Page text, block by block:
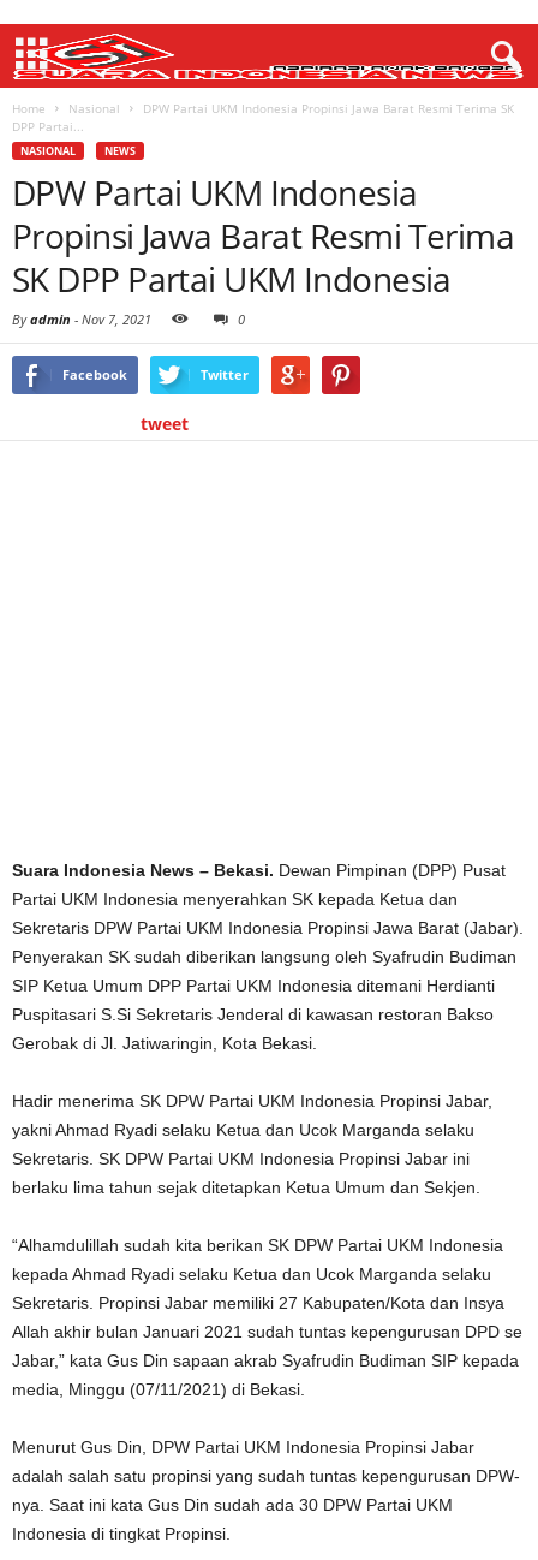
Home Nasional
DPW Partai UKM Indonesia Propinsi Jawa Barat Resmi Terima SK
DPP Partai...
NASIONAL NEWS
DPW Partai UKM Indonesia
Propinsi Jawa Barat Resmi Terima
SK DPP Partai UKM Indonesia
Byadmin - Nov 7, 2021 0
Facebook Twitter
tweet
Suara Indonesia News – Bekasi. Dewan Pimpinan (DPP) Pusat
Partai UKM Indonesia menyerahkan SK kepada Ketua dan
Sekretaris DPW Partai UKM Indonesia Propinsi Jawa Barat (Jabar).
Penyerakan SK sudah diberikan langsung oleh Syafrudin Budiman
SIP Ketua Umum DPP Partai UKM Indonesia ditemani Herdianti
Puspitasari S.Si Sekretaris Jenderal di kawasan restoran Bakso
Gerobak di Jl. Jatiwaringin, Kota Bekasi.
Hadir menerima SK DPW Partai UKM Indonesia Propinsi Jabar,
yakni Ahmad Ryadi selaku Ketua dan Ucok Marganda selaku
Sekretaris. SK DPW Partai UKM Indonesia Propinsi Jabar ini
berlaku lima tahun sejak ditetapkan Ketua Umum dan Sekjen.
“Alhamdulillah sudah kita berikan SK DPW Partai UKM Indonesia
kepada Ahmad Ryadi selaku Ketua dan Ucok Marganda selaku
Sekretaris. Propinsi Jabar memiliki 27 Kabupaten/Kota dan Insya
Allah akhir bulan Januari 2021 sudah tuntas kepengurusan DPD se
Jabar,” kata Gus Din sapaan akrab Syafrudin Budiman SIP kepada
media, Minggu (07/11/2021) di Bekasi.
Menurut Gus Din, DPW Partai UKM Indonesia Propinsi Jabar
adalah salah satu propinsi yang sudah tuntas kepengurusan DPW-
nya. Saat ini kata Gus Din sudah ada 30 DPW Partai UKM
Indonesia di tingkat Propinsi.